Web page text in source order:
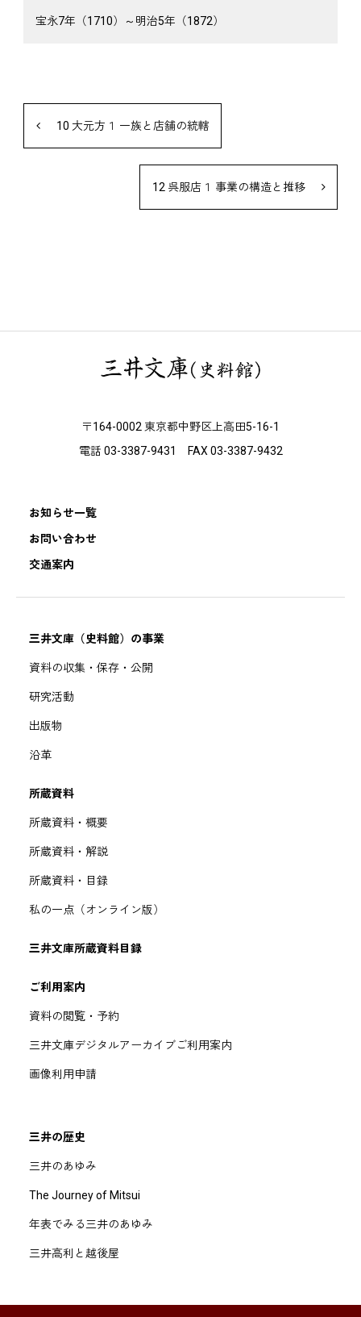
宝永7年（1710）～明治5年（1872）
10 大元方１ 一族と店舗の統轄
12 呉服店１ 事業の構造と推移
〒164-0002 東京都中野区上高田5-16-1
電話 03-3387-9431 FAX 03-3387-9432
お知らせ一覧
お問い合わせ
交通案内
三井文庫（史料館）の事業
資料の収集・保存・公開
研究活動
出版物
沿革
所蔵資料
所蔵資料・概要
所蔵資料・解説
所蔵資料・目録
私の一点（オンライン版）
三井文庫所蔵資料目録
ご利用案内
資料の閲覧・予約
三井文庫デジタルアーカイブご利用案内
画像利用申請
三井の歴史
三井のあゆみ
The Journey of Mitsui
年表でみる三井のあゆみ
三井高利と越後屋